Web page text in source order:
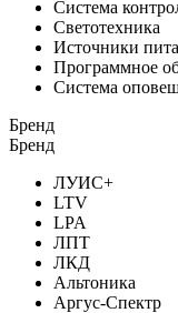
Система
Светотехника
Источники
Программное
Система
Бренд
Бренд
ЛУИС+
LTV
LPA
ЛПТ
ЛКД
Альтоника
Аргус-Спектр